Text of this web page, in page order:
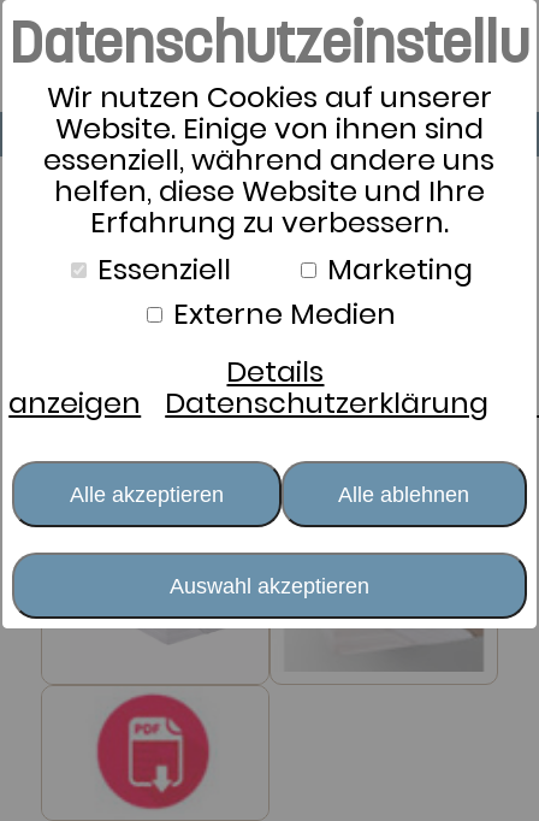
Wir nutzen Cookies auf unserer
Website. Einige von ihnen sind
essenziell, während andere uns
helfen, diese Website und Ihre
Erfahrung zu verbessern.
Essenziell
Marketing
Externe Medien
Details
anzeigen Datenschutzerklärung
Alle akzeptieren Alle ablehnen
Auswahl akzeptieren